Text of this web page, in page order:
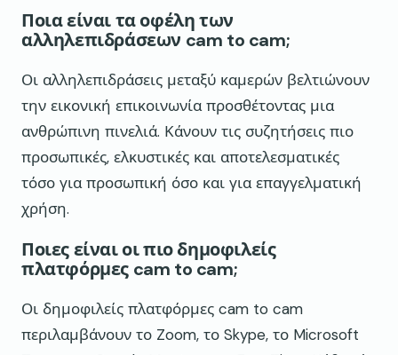
Ποια είναι τα οφέλη των
αλληλεπιδράσεων cam to cam;
Οι αλληλεπιδράσεις μεταξύ καμερών βελτιώνουν
την εικονική επικοινωνία προσθέτοντας μια
ανθρώπινη πινελιά. Κάνουν τις συζητήσεις πιο
προσωπικές, ελκυστικές και αποτελεσματικές
τόσο για προσωπική όσο και για επαγγελματική
χρήση.
Ποιες είναι οι πιο δημοφιλείς
πλατφόρμες cam to cam;
Οι δημοφιλείς πλατφόρμες cam to cam
περιλαμβάνουν το Zoom, το Skype, το Microsoft